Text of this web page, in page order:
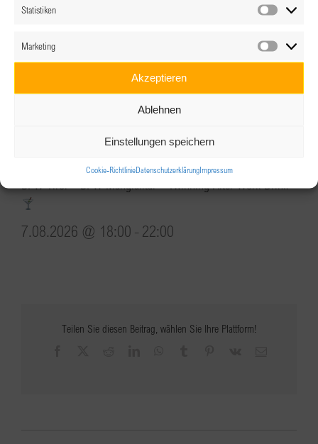
Statistiken
Marketing
Akzeptieren
Ablehnen
Einstellungen speichern
Cookie-RichtlinieDatenschutzerklärungImpressum
BPW Tirol + BPW Mangfalltal – Twinning After Work Drink
7.08.2026 @ 18:00 - 22:00
Teilen Sie diesen Beitrag, wählen Sie Ihre Plattform!